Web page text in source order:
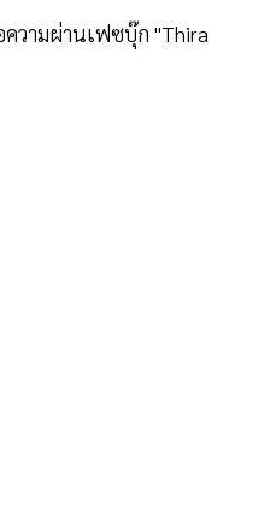
วามผ่านเฟซบุ๊ก "Thira